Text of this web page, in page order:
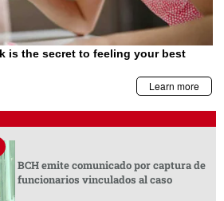
BCH emite comunicado por captura de
funcionarios vinculados al caso